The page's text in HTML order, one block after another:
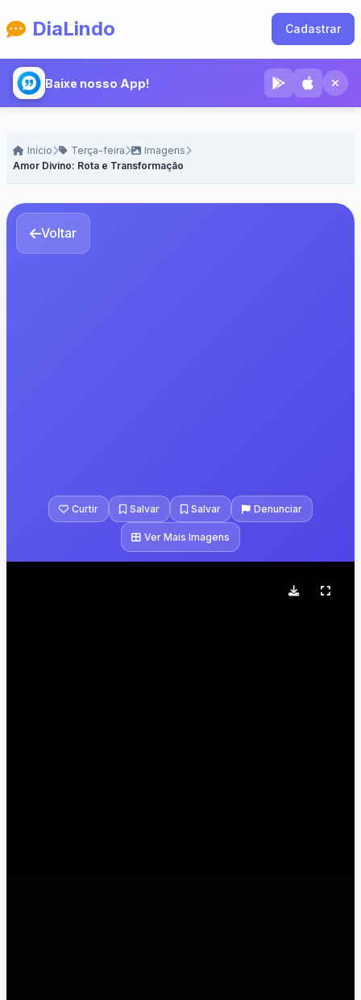
DiaLindo Cadastrar
Baixe nosso App!
Início Terça-feira
Imagens
Amor Divino: Rota e Transformação
Voltar
Curtir Salvar Salvar Denunciar
Ver Mais Imagens